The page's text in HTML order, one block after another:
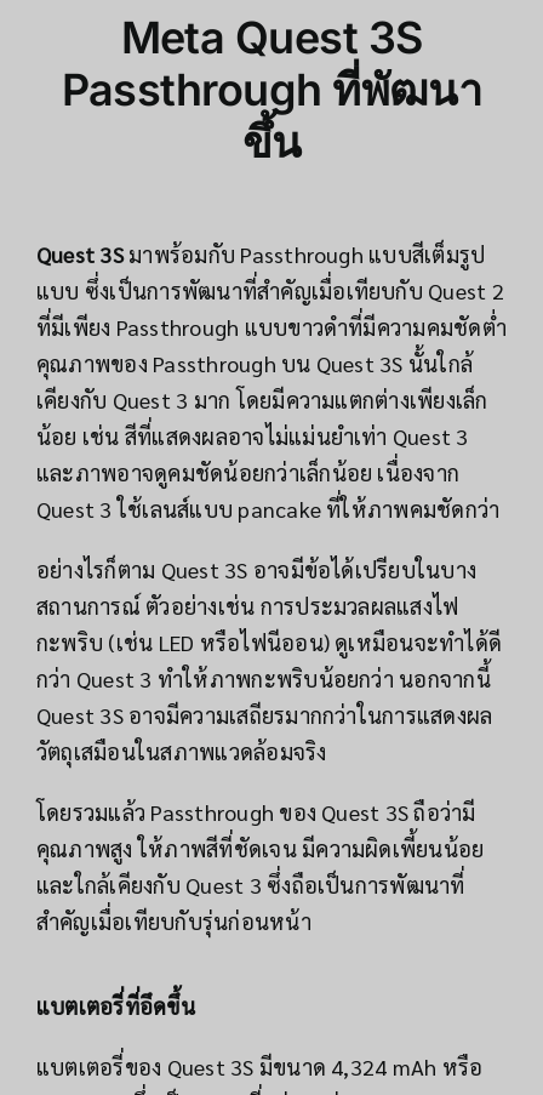
Meta Quest 3S
Passthrough ที่พัฒนา
ขึ้น
Quest 3Sมาพร้อมกับ Passthrough แบบสีเต็มรูป
แบบ ซึ่งเป็นการพัฒนาที่สำคัญเมื่อเทียบกับ Quest 2
ที่มีเพียง Passthrough แบบขาวดำที่มีความคมชัดต่ำ
คุณภาพของ Passthrough บน Quest 3S นั้นใกล้
เคียงกับ Quest 3 มาก โดยมีความแตกต่างเพียงเล็ก
น้อย เช่น สีที่แสดงผลอาจไม่แม่นยำเท่า Quest 3
และภาพอาจดูคมชัดน้อยกว่าเล็กน้อย เนื่องจาก
Quest 3 ใช้เลนส์แบบ pancake ที่ให้ภาพคมชัดกว่า
อย่างไรก็ตาม Quest 3S อาจมีข้อได้เปรียบในบาง
สถานการณ์ ตัวอย่างเช่น การประมวลผลแสงไฟ
กะพริบ (เช่น LED หรือไฟนีออน) ดูเหมือนจะทำได้ดี
กว่า Quest 3 ทำให้ภาพกะพริบน้อยกว่า นอกจากนี้
Quest 3S อาจมีความเสถียรมากกว่าในการแสดงผล
วัตถุเสมือนในสภาพแวดล้อมจริง
โดยรวมแล้ว Passthrough ของ Quest 3S ถือว่ามี
คุณภาพสูง ให้ภาพสีที่ชัดเจน มีความผิดเพี้ยนน้อย
และใกล้เคียงกับ Quest 3 ซึ่งถือเป็นการพัฒนาที่
สำคัญเมื่อเทียบกับรุ่นก่อนหน้า
แบตเตอรี่ที่อึดขึ้น
แบตเตอรี่ของ Quest 3S มีขนาด 4,324 mAh หรือ